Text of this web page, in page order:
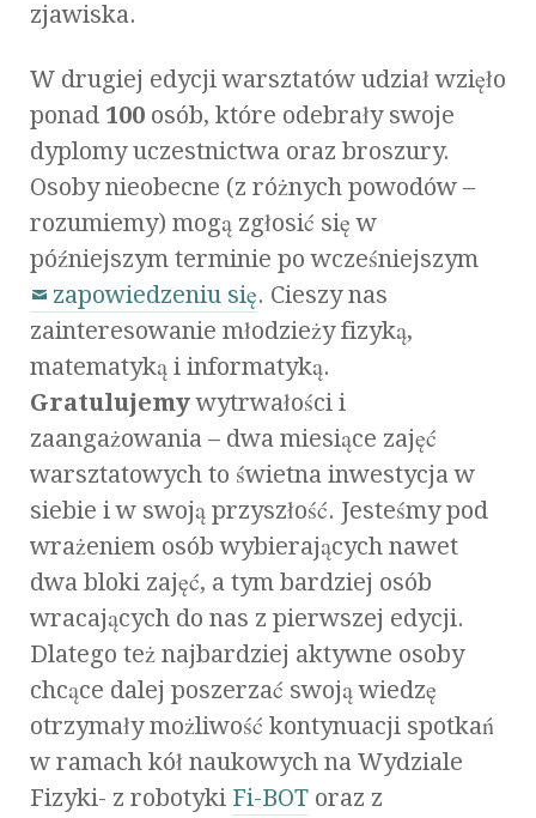
zjawiska.
W drugiej edycji warsztatów udział wzięło
ponad 100 osób, które odebrały swoje
dyplomy uczestnictwa oraz broszury.
Osoby nieobecne (z różnych powodów –
rozumiemy) mogą zgłosić się w
późniejszym terminie po wcześniejszym
zapowiedzeniu się. Cieszy nas
zainteresowanie młodzieży fizyką,
matematyką i informatyką.
Gratulujemywytrwałości i
zaangażowania – dwa miesiące zajęć
warsztatowych to świetna inwestycja w
siebie i w swoją przyszłość. Jesteśmy pod
wrażeniem osób wybierających nawet
dwa bloki zajęć, a tym bardziej osób
wracających do nas z pierwszej edycji.
Dlatego też najbardziej aktywne osoby
chcące dalej poszerzać swoją wiedzę
otrzymały możliwość kontynuacji spotkań
w ramach kół naukowych na Wydziale
Fizyki- z robotyki Fi-BOT oraz z